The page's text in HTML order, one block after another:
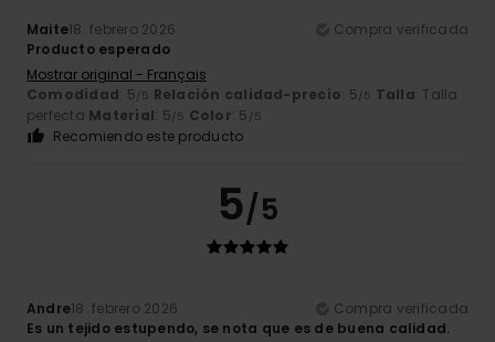
Maite18. febrero 2026
Compra verificada
Producto esperado
Mostrar original - Français
Comodidad: 5/5 Relación calidad-precio: 5/5 Talla: Talla
perfecta Material: 5/5 Color: 5 /5
Recomiendo este producto
5/5
Andre18. febrero 2026
Compra verificada
Es un tejido estupendo, se nota que es de buena calidad.